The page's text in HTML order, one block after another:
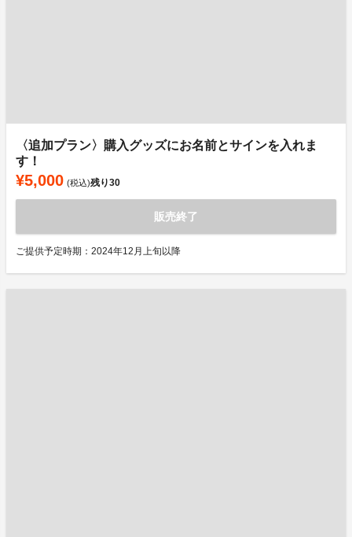
〈追加プラン〉購入グッズにお名前とサインを入れま
す！
¥5,000 (税込)残り30
販売終了
ご提供予定時期：2024年12月上旬以降